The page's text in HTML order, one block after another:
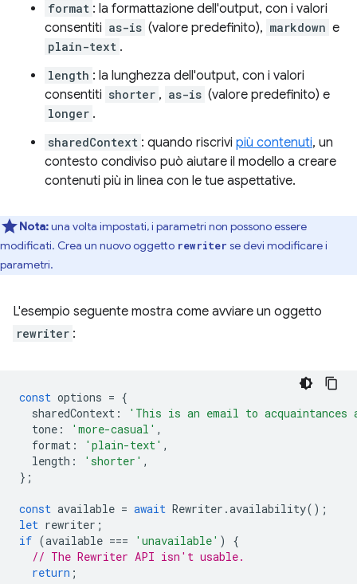
format : la formattazione dell'output, con i valori
consentiti as-is (valore predefinito), markdown e
plain-text .
length : la lunghezza dell'output, con i valori
consentiti shorter , as-is (valore predefinito) e
longer .
sharedContext : quando riscrivi più contenuti, un
contesto condiviso può aiutare il modello a creare
contenuti più in linea con le tue aspettative.
Nota:una volta impostati, i parametri non possono essere
modificati. Crea un nuovo oggetto rewriter se devi modificare i
parametri.
L'esempio seguente mostra come avviare un oggetto
rewriter :
const options = {
sharedContext :
'This is an email to acquaintances
tone : 'more-casual' ,
format : 'plain-text' ,
length : 'shorter' ,
};
const available = await Rewriter .availability();
let rewriter ;
if (available === 'unavailable' )
{
// The Rewriter API isn't usable.
return ;